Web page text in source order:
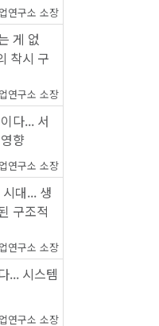
연구소 소장
게 없
착시 구
연구소 소장
다... 서
향
연구소 소장
대... 생
구조적
연구소 소장
... 시스템
연구소 소장